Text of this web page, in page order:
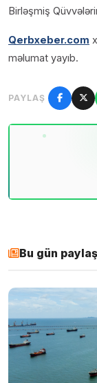
Birləşmiş
Qerbxeber.com
məlumat yayıb.
PAYLAŞ
Bu gün